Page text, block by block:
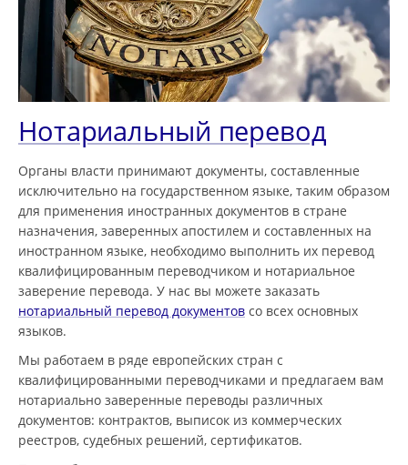
Нотариальный перевод
Органы власти принимают документы, составленные
исключительно на государственном языке, таким образом
для применения иностранных документов в стране
назначения, заверенных апостилем и составленных на
иностранном языке, необходимо выполнить их перевод
квалифицированным переводчиком и нотариальное
заверение перевода. У нас вы можете заказать
нотариальный перевод документов со всех основных
языков.
Мы работаем в ряде европейских стран с
квалифицированными переводчиками и предлагаем вам
нотариально заверенные переводы различных
документов: контрактов, выписок из коммерческих
реестров, судебных решений, сертификатов.